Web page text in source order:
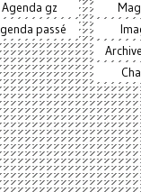
Agenda gz
passé